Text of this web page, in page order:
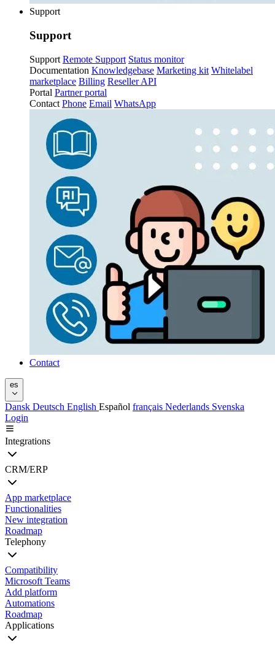
Support
Support
Support Remote Support Status monitor
Documentation Knowledgebase Marketing kit Whitelabel
marketplace Billing Reseller API
Portal Partner portal
Contact Phone Email WhatsApp
Contact
es
Dansk Deutsch English Español français Nederlands Svenska
Login
Integrations
CRM/ERP
App marketplace
Functionalities
New integration
Roadmap
Telephony
Compatibility
Microsoft Teams
Add platform
Automations
Roadmap
Applications